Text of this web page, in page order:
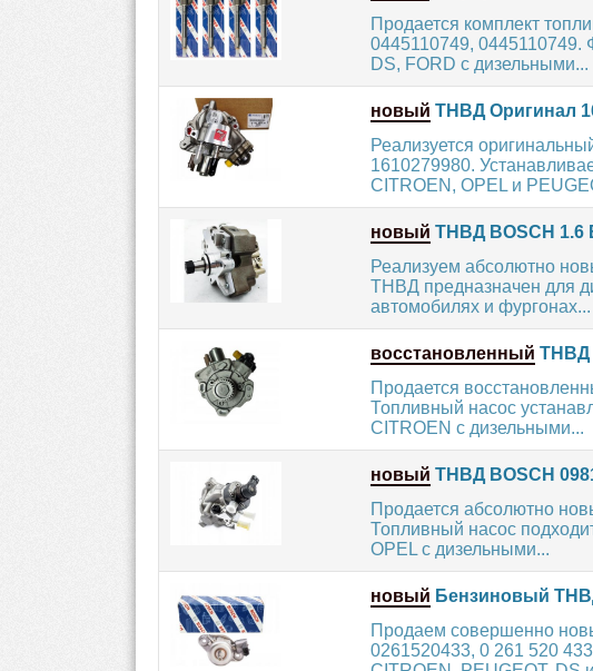
Продается комплект
0445110749, 0445110749.
DS, FORD с дизельными...
новый ТНВД Оригинал
Реализуется
1610279980.
CITROEN, OPEL и
новый ТНВД BOSCH 1.6
Реализуем абсолютно
ТНВД предназначен для
автомобилях и фургонах...
восстановленный ТНВД
Продается
Топливный насос
CITROEN с дизельными...
новый ТНВД BOSCH
Продается абсолютно
Топливный насос
OPEL с дизельными...
новый Бензиновый
Продаем совершенно
0261520433, 0 261 520